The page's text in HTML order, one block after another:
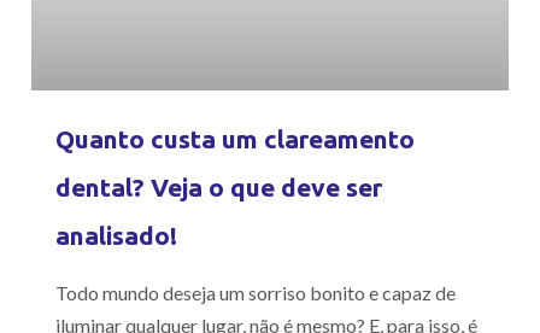
Quanto custa um clareamento
dental? Veja o que deve ser
analisado!
Todo mundo deseja um sorriso bonito e capaz de
iluminar qualquer lugar, não é mesmo? E, para isso, é